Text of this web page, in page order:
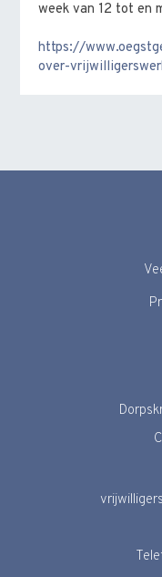
week van 12 tot en
https://
over-